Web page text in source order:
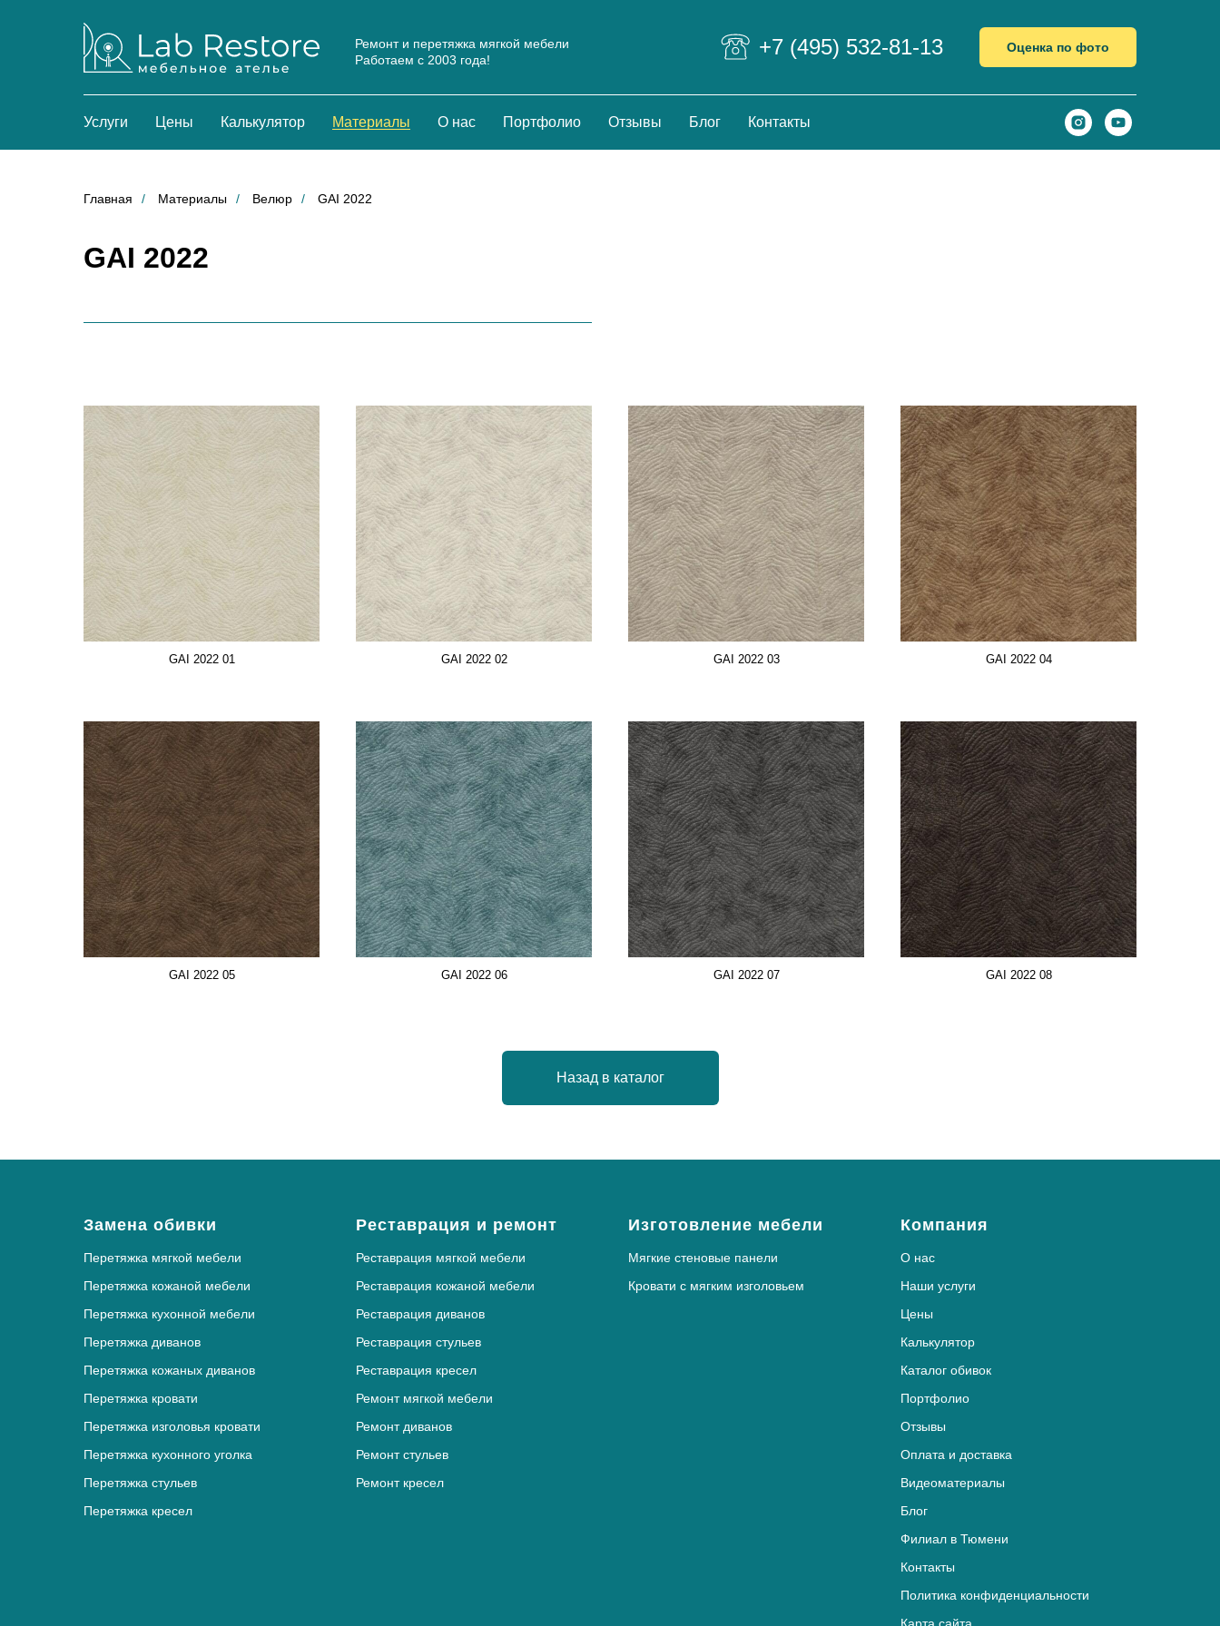
Ремонт и перетяжка мягкой мебели
Работаем с 2003 года!
+7 (495) 532-81-13 Оценка по фото
Услуги Цены Калькулятор Материалы О нас Портфолио Отзывы Блог Контакты
Главная / Материалы / Велюр / GAI 2022
GAI 2022
GAI 2022 01 GAI 2022 02 GAI 2022 03 GAI 2022 04
GAI 2022 05 GAI 2022 06 GAI 2022 07 GAI 2022 08
Назад в каталог
Замена обивки
Перетяжка мягкой мебели
Перетяжка кожаной мебели
Перетяжка кухонной мебели
Перетяжка диванов
Перетяжка кожаных диванов
Перетяжка кровати
Перетяжка изголовья кровати
Перетяжка кухонного уголка
Перетяжка стульев
Перетяжка кресел
Реставрация и ремонт
Реставрация мягкой мебели
Реставрация кожаной мебели
Реставрация диванов
Реставрация стульев
Реставрация кресел
Ремонт мягкой мебели
Ремонт диванов
Ремонт стульев
Ремонт кресел
Изготовление мебели
Мягкие стеновые панели
Кровати с мягким изголовьем
Компания
О нас
Наши услуги
Цены
Калькулятор
Каталог обивок
Портфолио
Отзывы
Оплата и доставка
Видеоматериалы
Блог
Филиал в Тюмени
Контакты
Политика конфиденциальности
Карта сайта